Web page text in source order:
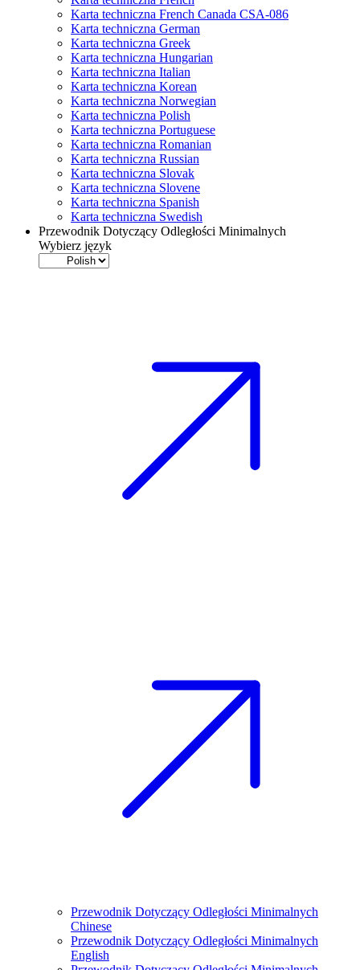
Karta techniczna French Canada CSA-086
Karta techniczna German
Karta techniczna Greek
Karta techniczna Hungarian
Karta techniczna Italian
Karta techniczna Korean
Karta techniczna Norwegian
Karta techniczna Polish
Karta techniczna Portuguese
Karta techniczna Romanian
Karta techniczna Russian
Karta techniczna Slovak
Karta techniczna Slovene
Karta techniczna Spanish
Karta techniczna Swedish
Przewodnik Dotyczący Odległości Minimalnych
Wybierz język
Przewodnik Dotyczący Odległości Minimalnych
Chinese
Przewodnik Dotyczący Odległości Minimalnych
English